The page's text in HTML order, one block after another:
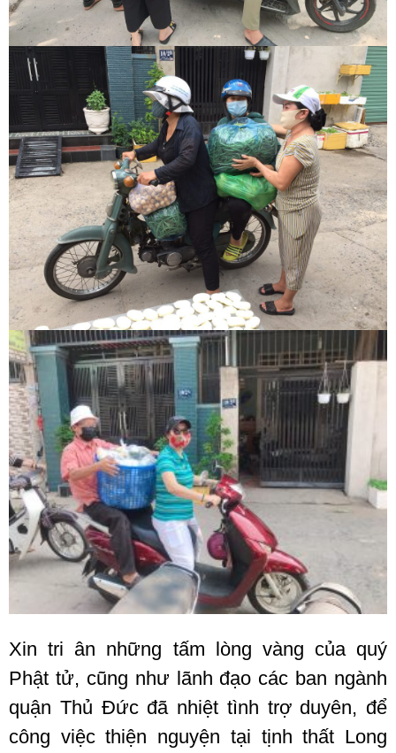
Xin tri ân những tấm lòng vàng của quý
Phật tử, cũng như lãnh đạo các ban ngành
quận Thủ Đức đã nhiệt tình trợ duyên, để
công việc thiện nguyện tại tịnh thất Long